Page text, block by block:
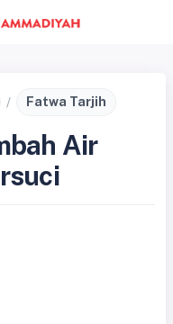
Fatwa Tarjih
Air